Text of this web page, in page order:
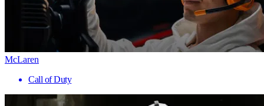
McLaren
Call of Duty